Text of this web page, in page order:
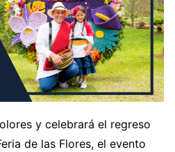
y celebrará el regreso
de las Flores, el evento